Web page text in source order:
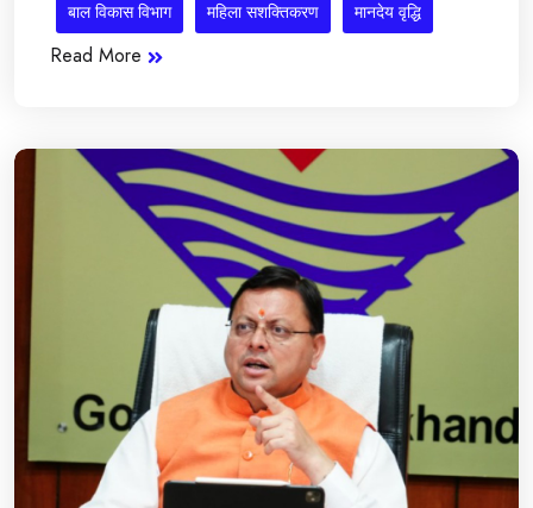
बाल विकास विभाग महिला सशक्तिकरण मानदेय वृद्धि
Read More